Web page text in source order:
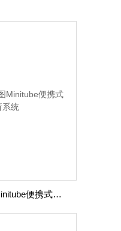
AndroScope米尼图Minitube便携式精子分析系统